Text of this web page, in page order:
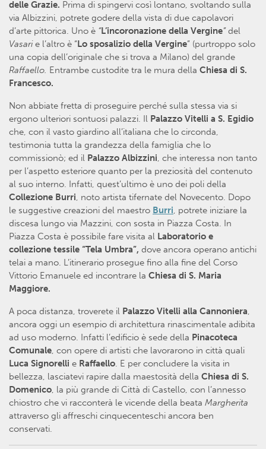
delle Grazie. Prima di spingervi così lontano, svoltando sulla
via Albizzini, potrete godere della vista di due capolavori
d’arte pittorica. Uno è “L’incoronazione della Vergine”del
Vasarie l’altro è “Lo sposalizio della Vergine” (purtroppo solo
una copia dell’originale che si trova a Milano) del grande
Raffaello. Entrambe custodite tra le mura della Chiesa di S.
Francesco.
Non abbiate fretta di proseguire perché sulla stessa via si
ergono ulteriori sontuosi palazzi. Il Palazzo Vitelli a S. Egidio
che, con il vasto giardino all’italiana che lo circonda,
testimonia tutta la grandezza della famiglia che lo
commissionò; ed il Palazzo Albizzini, che interessa non tanto
per l’aspetto esteriore quanto per la preziosità del contenuto
al suo interno. Infatti, quest’ultimo è uno dei poli della
Collezione Burri, noto artista tifernate del Novecento. Dopo
le suggestive creazioni del maestro Burri, potrete iniziare la
discesa lungo via Mazzini, con sosta in Piazza Costa. In
Piazza Costa è possibile fare visita al Laboratorio e
collezione tessile “Tela Umbra”, dove ancora operano antichi
telai a mano. L’itinerario prosegue fino alla fine del Corso
Vittorio Emanuele ed incontrare la Chiesa di S. Maria
Maggiore.
A poca distanza, troverete il Palazzo Vitelli alla Cannoniera,
ancora oggi un esempio di architettura rinascimentale adibita
ad uso moderno. Infatti l’edificio è sede della Pinacoteca
Comunale, con opere di artisti che lavorarono in città quali
Luca Signorelli e Raffaello. E per concludere la visita in
bellezza, lasciatevi rapire dalla maestosità della Chiesa di S.
Domenico, la più grande di Città di Castello, con l’annesso
chiostro che vi racconterà le vicende della beata Margherita
attraverso gli affreschi cinquecenteschi ancora ben
conservati.